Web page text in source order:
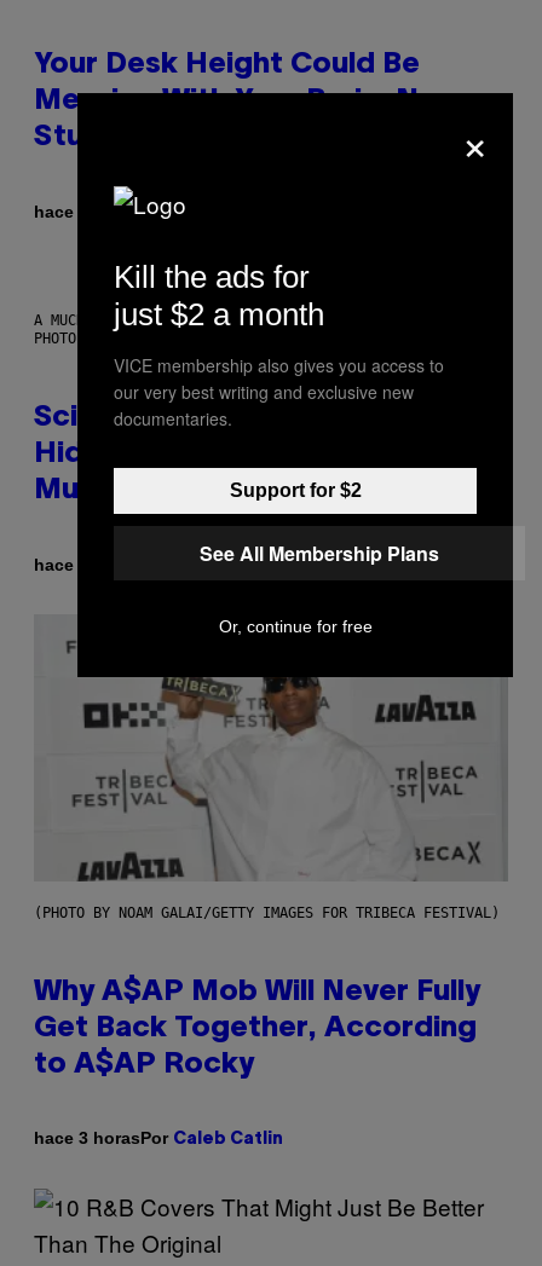
Your Desk Height Could Be
Messing With Your Brain, New
Study Finds
hace 2 horasPorLuis Prada
A MUCH, MUCH OLDER CHILEAN MUMMY THAN THOSE IN QUESTION.
PHOTO: MARTIN BERNETTI/AFP VIA GETTY IMAGES
Scientists Found Smallpox DNA
Hidden in 500-Year-Old Chilean
Mummies
hace 2 horas Luis Prada
(PHOTO BY NOAM GALAI/GETTY IMAGES FOR TRIBECA FESTIVAL)
Why A$AP Mob Will Never Fully
Get Back Together, According
to A$AP Rocky
hace 3 horasPor Caleb Catlin
×
Kill the ads for
just $2 a month
VICE membership also gives you access to
our very best writing and exclusive new
documentaries.
Support for $2
See All Membership Plans
Or, continue for free